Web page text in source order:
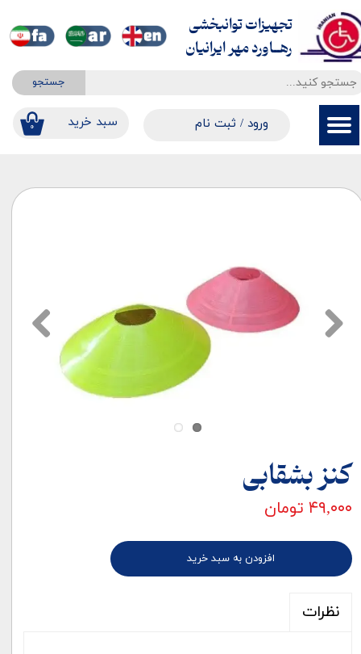
جستجو
۰ ​​سبد خرید ورود / ثبت نام
حساب کاربری من
سفارشات
خروج از حساب کاربری
تجهیزات توانبخشی
​​​​​​​رهــاورد مهر ایرانیان
کنز بشقابی
۴۹,۰۰۰ تومان
افزودن به سبد خرید
نظرات